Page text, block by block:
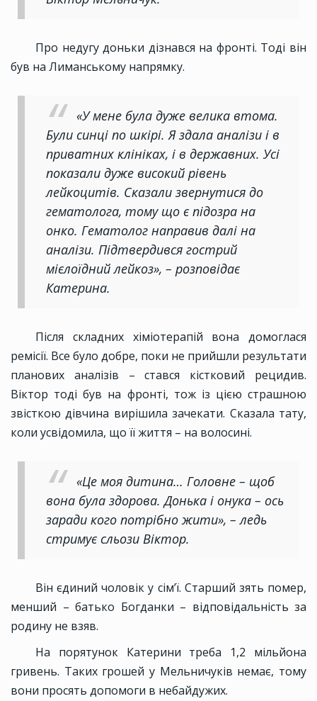
Про недугу доньки дізнався на фронті. Тоді він
був на Лиманському напрямку.
«У мене була дуже велика втома.
Були синці по шкірі. Я здала аналізи і в
приватних клініках, і в державних. Усі
показали дуже високий рівень
лейкоцитів. Сказали звернутися до
гематолога, тому що є підозра на
онко. Гематолог направив далі на
аналізи. Підтвердився гострий
мієлоїдний лейкоз», – розповідає
Катерина.
Після складних хіміотерапій вона домоглася
ремісії. Все було добре, поки не прийшли результати
планових аналізів – стався кістковий рецидив.
Віктор тоді був на фронті, тож із цією страшною
звісткою дівчина вирішила зачекати. Сказала тату,
коли усвідомила, що її життя – на волосині.
«Це моя дитина… Головне – щоб
вона була здорова. Донька і онука – ось
заради кого потрібно жити», – ледь
стримує сльози Віктор.
Він єдиний чоловік у сім’ї. Старший зять помер,
менший – батько Богданки – відповідальність за
родину не взяв.
На порятунок Катерини треба 1,2 мільйона
гривень. Таких грошей у Мельничуків немає, тому
вони просять допомоги в небайдужих.